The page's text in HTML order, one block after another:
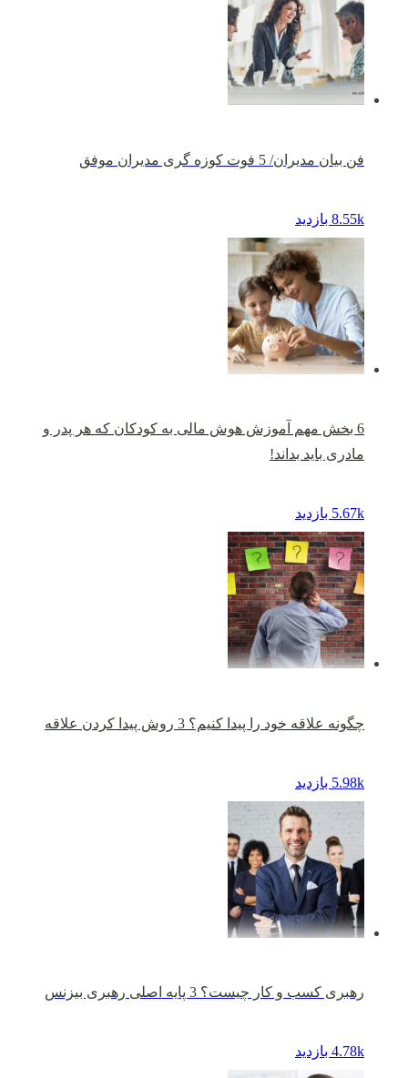
فن بیان مدیران/ 5 فوت کوزه گری مدیران موفق
8.55k بازدید
6 بخش مهم آموزش هوش مالی به کودکان که هر پدر و
مادری باید بداند!
5.67k بازدید
چگونه علاقه خود را پیدا کنیم؟ 3 روش پیدا کردن علاقه
5.98k بازدید
رهبری کسب و کار چیست؟ 3 پایه اصلی رهبری بیزنس
4.78k بازدید